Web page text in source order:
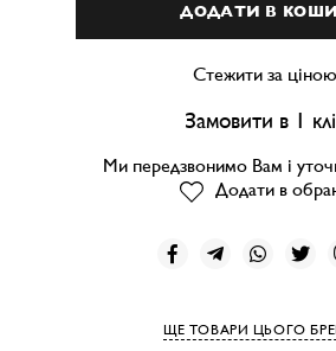
ДОДАТИ В
Стежити за ціною
Замовити в 1
Ми передзвонимо Вам і
Додати в
ЩЕ ТОВАРИ ЦЬОГО